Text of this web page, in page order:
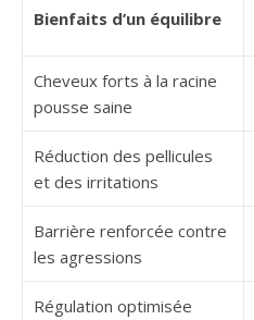
Bienfaits d’un équilibre
Cheveux forts à la racine
pousse saine
Réduction des pellicules
et des irritations
Barrière renforcée contre
les agressions
Régulation optimisée